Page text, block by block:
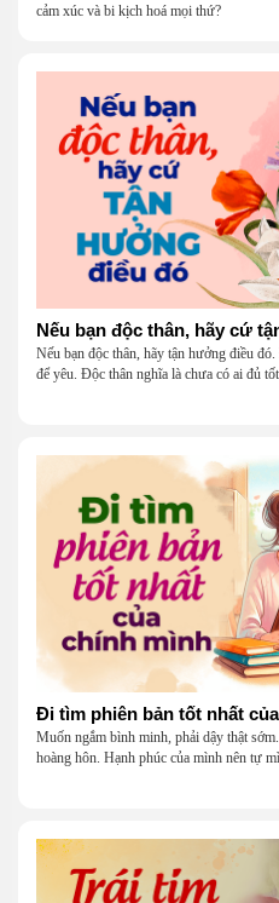
cảm xúc và bi kịch hoá mọi thứ?
Nếu bạn độc thân, hãy tận hưởng điều
để yêu. Độc thân nghĩa là chưa có ai đủ
Muốn ngắm bình minh, phải dậy thật
hoàng hôn. Hạnh phúc của mình nên tự